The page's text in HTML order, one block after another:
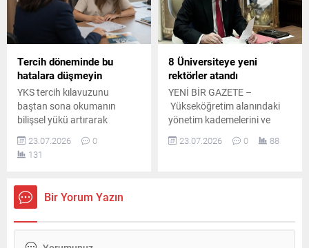
koordinasyonunda okullarda
görevlendirilmek üzere 30 bin
yeni güvenlik görevlisi
istihdam edilecek. Toplum
Yararına...
Tercih döneminde bu
hatalara düşmeyin
YKS tercih kılavuzunu
baştan sona okumanın
bilişsel yükü artırarak
kaygıya yol açtığını belirten
uzmanlar, adayların hedefe
yönelik bölümlere
vurgulayarak doğru tercih
sürecinin püf noktalarını
23.07.2026
0
131
8 Üniversiteye yeni
rektörler atandı
YENİ BİR GAZETE –
Yükseköğretim alanındaki
yönetim kademelerini ve
üniversite rektörlüklerini
doğrudan ilgilendiren yeni
23.07.2026 0 88
Bir Yorum Yazın